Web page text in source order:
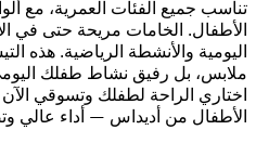
تناسب جميع الفئات العمرية، مع
الأطفال. الخامات مريحة حتى في
اليومية والأنشطة الرياضية. هذه
ملابس، بل رفيق نشاط طفلك
اختاري الراحة لطفلك وتسوقي
الأطفال من أديداس — أداء عالي